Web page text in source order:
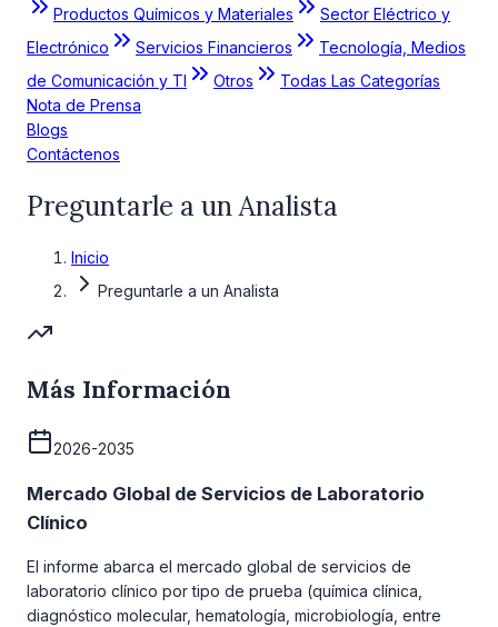
Productos Químicos y Materiales
Sector Eléctrico y
Electrónico
Servicios Financieros
Tecnología, Medios
de Comunicación y TI
Otros
Todas Las Categorías
Nota de Prensa
Blogs
Contáctenos
Preguntarle a un Analista
Inicio
Preguntarle a un Analista
Más Información
2026-2035
Mercado Global de Servicios de Laboratorio
Clínico
El informe abarca el mercado global de servicios de
laboratorio clínico por tipo de prueba (química clínica,
diagnóstico molecular, hematología, microbiología, entre